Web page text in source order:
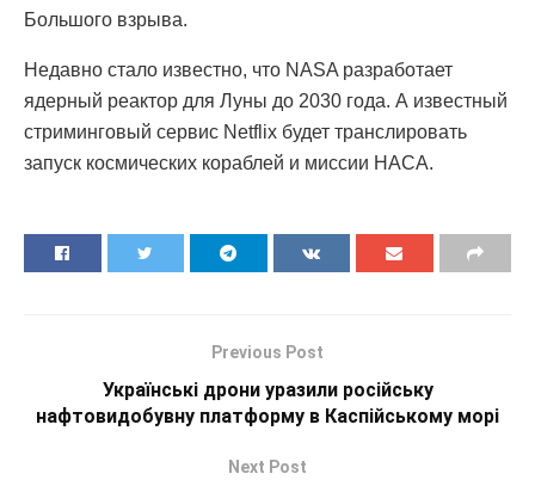
Большого взрыва.
Недавно стало известно, что NASA разработает
ядерный реактор для Луны до 2030 года. А известный
стриминговый сервис Netflix будет транслировать
запуск космических кораблей и миссии НАСА.
Previous Post
Українські дрони уразили російську
нафтовидобувну платформу в Каспійському морі
Next Post